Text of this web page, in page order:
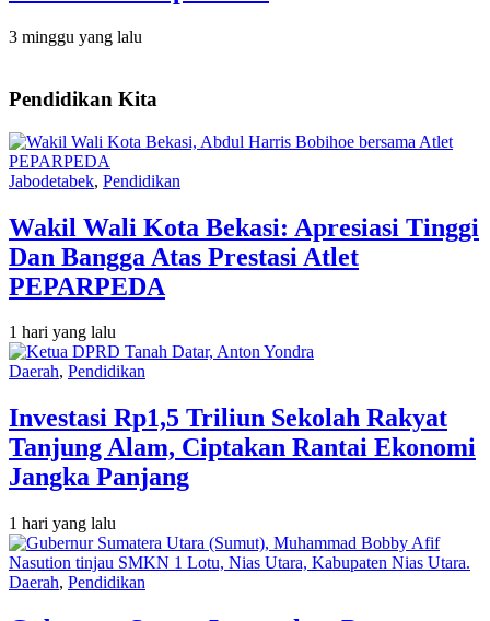
3 minggu yang lalu
Pendidikan Kita
Jabodetabek, Pendidikan
Wakil Wali Kota Bekasi: Apresiasi Tinggi
Dan Bangga Atas Prestasi Atlet
PEPARPEDA
1 hari yang lalu
Daerah, Pendidikan
Investasi Rp1,5 Triliun Sekolah Rakyat
Tanjung Alam, Ciptakan Rantai Ekonomi
Jangka Panjang
1 hari yang lalu
Daerah, Pendidikan